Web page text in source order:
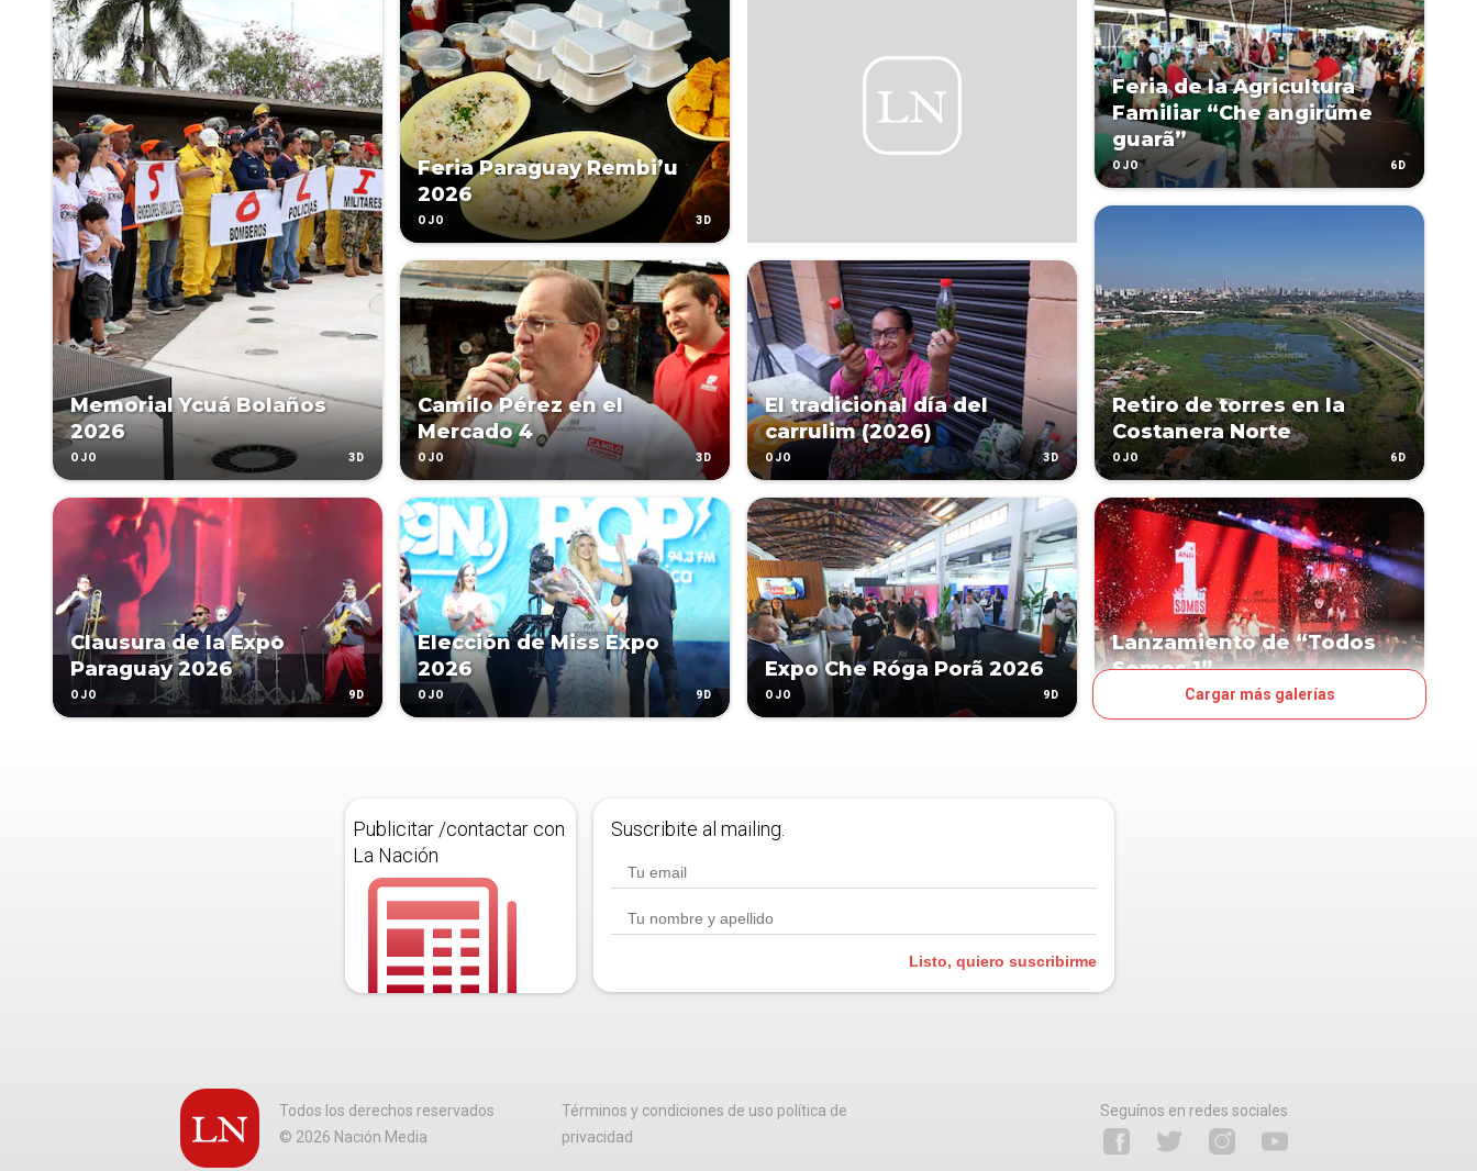
Memorial Ycuá Bolaños
2026
OJO 3D
Feria Paraguay Rembi’u
2026
OJO 3D
Camilo Pérez en el
Mercado 4
OJO 3D
El tradicional día del
carrulim (2026)
OJO 3D
Feria de la Agricultura
Familiar “Che angirũme
guarã”
OJO 6D
Retiro de torres en la
Costanera Norte
OJO 6D
Clausura de la Expo
Paraguay 2026
OJO 9D
Elección de Miss Expo
2026
OJO 9D
Expo Che Róga Porã 2026
OJO 9D
Lanzamiento de “Todos
Somos 1”
Cargar más galerías
Publicitar /contactar con
La Nación
Suscribite al mailing.
Listo, quiero suscribirme
Todos los derechos reservados
© 2026 Nación Media
Términos y condiciones de uso política de
privacidad
Seguínos en redes sociales